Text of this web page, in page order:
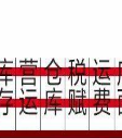
立刻支付
回